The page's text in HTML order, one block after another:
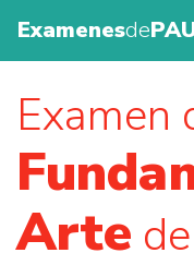
Examenesde
Examen
Arte